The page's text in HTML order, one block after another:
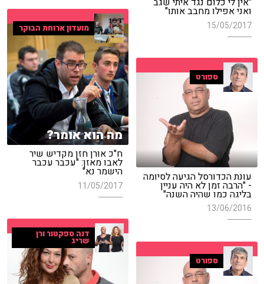
ואני אפילו מחבב אותו"
15/05/2017 מועדון ארוחת הבוקר
מה הוא אומר?
ח"כ אורן חזן מקדיש שיר
לאבו מאזן: "עכבר עכבר
הישמר נא"
11/05/2017
ספורט
עונת הכדורסל הגיעה לסיומה
- "הרבה זמן לא היה עניין
בליגה כמו שהיה השנה"
13/06/2016
דנה ספקטור ורן
שריג
ספורט